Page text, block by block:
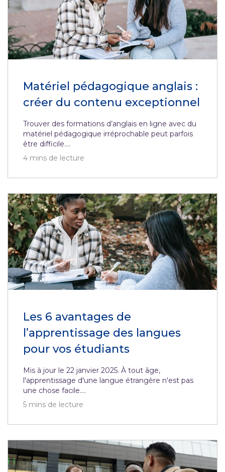
Matériel pédagogique anglais :
créer du contenu exceptionnel
Trouver des formations d’anglais en ligne avec du
matériel pédagogique irréprochable peut parfois
être difficile....
4 mins de lecture
Les 6 avantages de
l’apprentissage des langues
pour vos étudiants
Mis à jour le 22 janvier 2025. À tout âge,
l'apprentissage d'une langue étrangère n'est pas
une chose facile....
5 mins de lecture